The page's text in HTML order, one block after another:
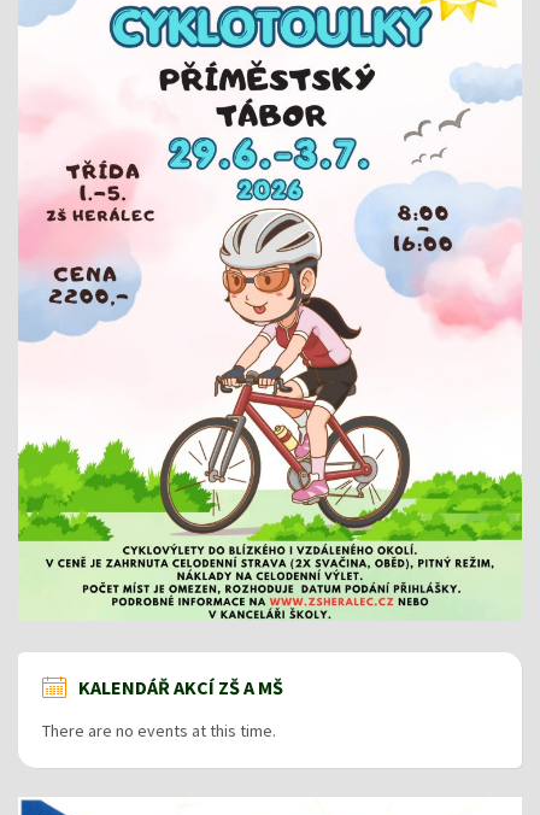
KALENDÁŘ AKCÍ ZŠ A MŠ
There are no events at this time.